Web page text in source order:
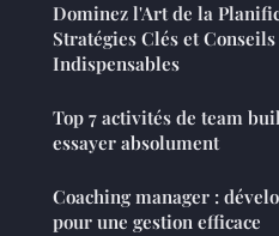
Dominez l'Art de la
Stratégies Clés et
Indispensables
Top 7 activités de team
essayer absolument
Coaching manager :
pour une gestion efficace